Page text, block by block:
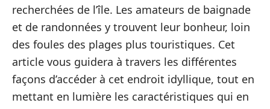
recherchées de l’île. Les amateurs de baignade
et de randonnées y trouvent leur bonheur, loin
des foules des plages plus touristiques. Cet
article vous guidera à travers les différentes
façons d’accéder à cet endroit idyllique, tout en
mettant en lumière les caractéristiques qui en